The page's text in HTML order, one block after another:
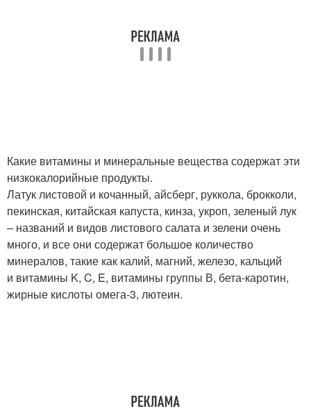
Какие витамины и минеральные вещества содержат эти
низкокалорийные продукты.
Латук листовой и кочанный, айсберг, руккола, брокколи,
пекинская, китайская капуста, кинза, укроп, зеленый лук
– названий и видов листового салата и зелени очень
много, и все они содержат большое количество
минералов, такие как калий, магний, железо, кальций
и витамины K, C, E, витамины группы В, бета-каротин,
жирные кислоты омега-3, лютеин.